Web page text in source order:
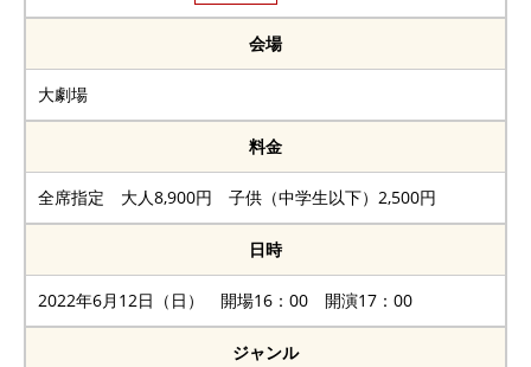
会場
大劇場
料金
全席指定 大人8,900円 子供（中学生以下）2,500円
日時
2022年6月12日（日） 開場16：00 開演17：00
ジャンル